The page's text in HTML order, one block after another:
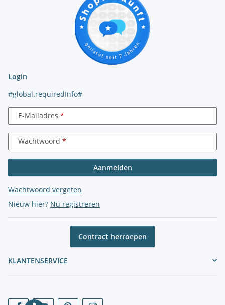
Login
#global.requiredInfo#
E-Mailadres
Wachtwoord
Aanmelden
Wachtwoord vergeten
Nieuw hier? Nu registreren
Contract herroepen
KLANTENSERVICE